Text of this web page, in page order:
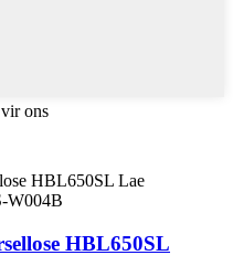
ons
HBL650SL